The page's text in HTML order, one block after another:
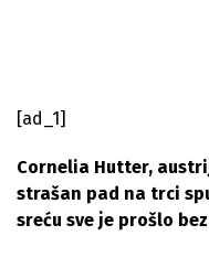
[ad_1]
Cornelia Hutter,
strašan pad na trci
sreću sve je prošlo